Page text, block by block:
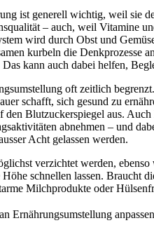
ist generell wichtig, weil sie
– auch, weil Vitamine
wird durch Obst und
kurbeln die Denkprozesse
kann auch dabei helfen,
oft zeitlich
schafft, sich gesund zu
den Blutzuckerspiegel aus.
abnehmen – und
Acht gelassen werden.
verzichtet werden,
schnellen lassen. Braucht
Milchprodukte oder
Ernährungsumstellung anpassen